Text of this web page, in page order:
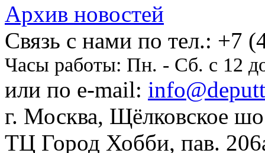
Архив новостей
Cвязь с нами по тел.: +7
Часы работы: Пн. - Сб. с 12
или по e-mail:
г. Москва, Щёлковское
ТЦ Город Хобби, пав.